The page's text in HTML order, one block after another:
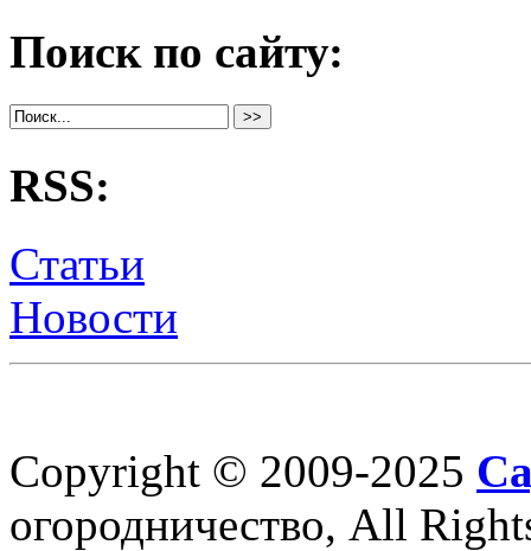
Поиск по сайту:
RSS:
Статьи
Новости
Copyright © 2009-2025
огородничество, All